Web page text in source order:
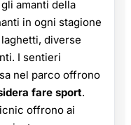
amanti della
in ogni stagione
diverse
I sentieri
nel parco offrono
fare sport.
offrono ai